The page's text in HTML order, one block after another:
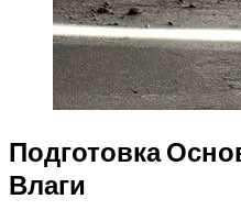
Подготовка
Влаги